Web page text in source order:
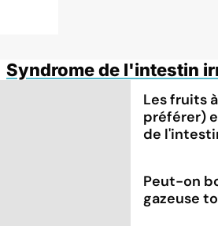
Syndrome de l'intestin
Les fruits
préférer)
de
Peut-on
gazeuse